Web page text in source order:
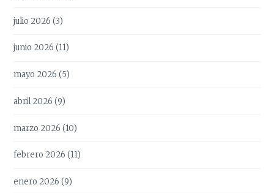
julio 2026 (3)
junio 2026 (11)
mayo 2026 (5)
abril 2026 (9)
marzo 2026 (10)
febrero 2026 (11)
enero 2026 (9)